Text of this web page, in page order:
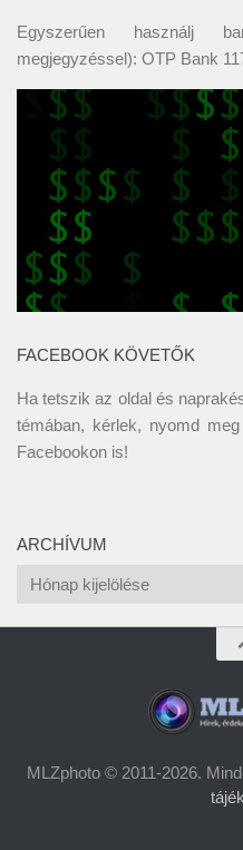
Egyszerűen használj
megjegyzéssel): OTP Bank
FACEBOOK KÖVETŐK
Ha tetszik az oldal és
témában, kérlek, nyomd
Facebookon is!
ARCHÍVUM
Archívum
MLZphoto © 2011-2026.